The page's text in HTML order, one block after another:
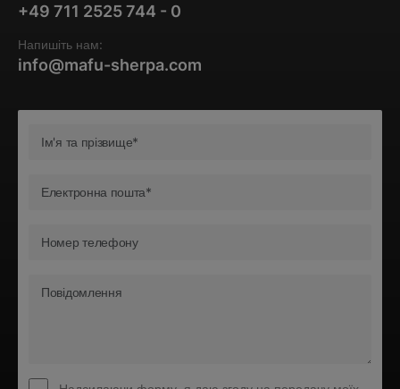
+49 711 2525 744 - 0
Напишіть нам:
info@mafu-sherpa.com